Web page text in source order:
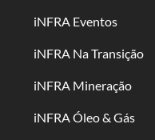
iNFRA Eventos
iNFRA Na Transição
iNFRA Mineração
iNFRA Óleo & Gás